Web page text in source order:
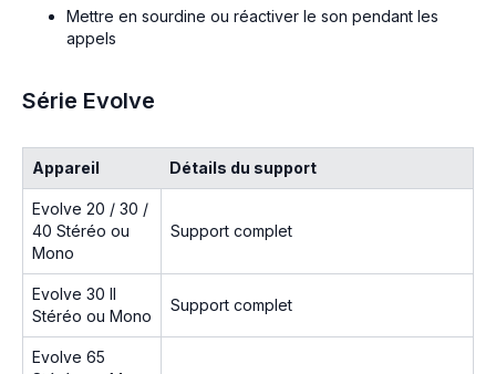
Mettre en sourdine ou réactiver le son pendant les
appels
Série Evolve
Appareil Détails du support
Evolve 20 / 30 /
40 Stéréo ou
Mono
Support complet
Evolve 30 II
Stéréo ou Mono
Support complet
Evolve 65